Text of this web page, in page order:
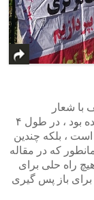
با شعار
ساماندهی بانکها و صندوقهای قرض الحسنه آمده بود ، در طول ۴
، بلکه چندین
که در مقاله
راه حلی برای
برای باز پس گیری